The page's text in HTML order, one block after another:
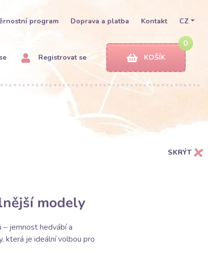
program Doprava a platba Kontakt CZ
Registrovat se
0
KOŠÍK
modely
jemnost hedvábí a
která je ideální volbou pro
SKRÝT